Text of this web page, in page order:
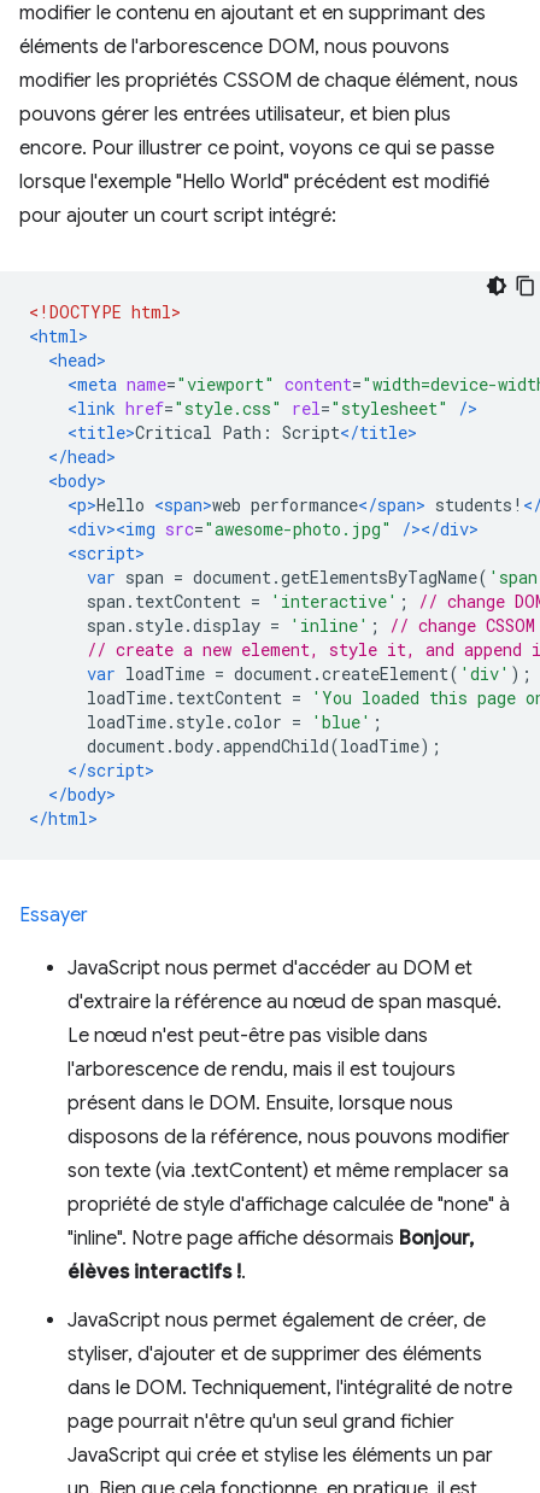
modifier le contenu en ajoutant et en supprimant des
éléments de l'arborescence DOM, nous pouvons
modifier les propriétés CSSOM de chaque élément, nous
pouvons gérer les entrées utilisateur, et bien plus
encore. Pour illustrer ce point, voyons ce qui se passe
lorsque l'exemple "Hello World" précédent est modifié
pour ajouter un court script intégré:
<!DOCTYPE html>
<html>
<head>
<meta name="viewport" content="width=device-
<link href="style.css" rel="stylesheet"
/>
<title>Critical Path: Script</title>
</head>
<body>
<p>Hello <span>web performance</span> students!
<div><img src="awesome-photo.jpg"
/></div>
<script>
var span = document.getElementsByTagName(
span . textContent = 'interactive' ;
// change
span . style.display = 'inline' ;
// change
// create a new element, style it, and append
var loadTime = document.createElement( 'div' );
loadTime. textContent =
'You loaded this page
loadTime. style.color = 'blue' ;
document.body.appendChild(loadTime);
</script>
</body>
</html>
Essayer
JavaScript nous permet d'accéder au DOM et
d'extraire la référence au nœud de span masqué.
Le nœud n'est peut-être pas visible dans
l'arborescence de rendu, mais il est toujours
présent dans le DOM. Ensuite, lorsque nous
disposons de la référence, nous pouvons modifier
son texte (via .textContent) et même remplacer sa
propriété de style d'affichage calculée de "none" à
"inline". Notre page affiche désormais Bonjour,
élèves interactifs !.
JavaScript nous permet également de créer, de
styliser, d'ajouter et de supprimer des éléments
dans le DOM. Techniquement, l'intégralité de notre
page pourrait n'être qu'un seul grand fichier
JavaScript qui crée et stylise les éléments un par